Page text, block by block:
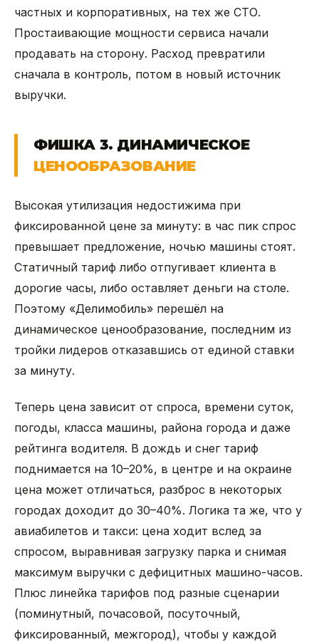
частных и корпоративных, на тех же СТО.
Простаивающие мощности сервиса начали
продавать на сторону. Расход превратили
сначала в контроль, потом в новый источник
выручки.
ФИШКА 3. ДИНАМИЧЕСКОЕ
ЦЕНООБРАЗОВАНИЕ
Высокая утилизация недостижима при
фиксированной цене за минуту: в час пик спрос
превышает предложение, ночью машины стоят.
Статичный тариф либо отпугивает клиента в
дорогие часы, либо оставляет деньги на столе.
Поэтому «Делимобиль» перешёл на
динамическое ценообразование, последним из
тройки лидеров отказавшись от единой ставки
за минуту.
Теперь цена зависит от спроса, времени суток,
погоды, класса машины, района города и даже
рейтинга водителя. В дождь и снег тариф
поднимается на 10–20%, в центре и на окраине
цена может отличаться, разброс в некоторых
городах доходит до 30–40%. Логика та же, что у
авиабилетов и такси: цена ходит вслед за
спросом, выравнивая загрузку парка и снимая
максимум выручки с дефицитных машино-часов.
Плюс линейка тарифов под разные сценарии
(поминутный, почасовой, посуточный,
фиксированный, межгород), чтобы у каждой